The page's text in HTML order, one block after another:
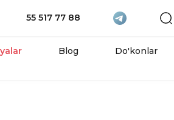
55 517 77 88
Blog Do'konlar